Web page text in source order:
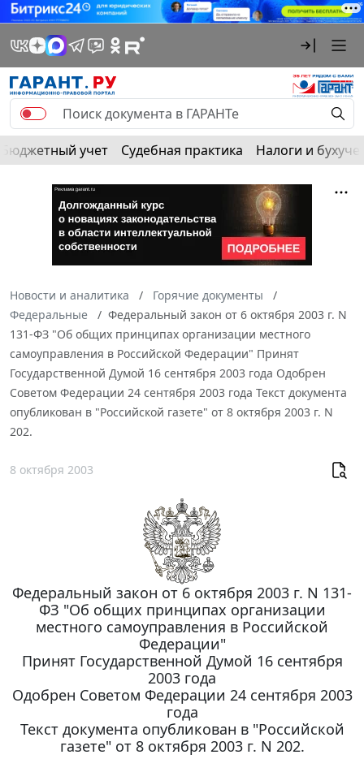
Бюджетный учет Судебная практика Налоги и
Новости и аналитика
Горячие документы
Федеральные
Федеральный закон от 6 октября 2003 г. N
131-ФЗ "Об общих принципах организации местного
самоуправления в Российской Федерации" Принят
Государственной Думой 16 сентября 2003 года Одобрен
Советом Федерации 24 сентября 2003 года Текст документа
опубликован в "Российской газете" от 8 октября 2003 г. N
202.
8 октября 2003
Федеральный закон от 6 октября 2003 г. N 131-
ФЗ "Об общих принципах организации
местного самоуправления в Российской
Федерации"
Принят Государственной Думой 16 сентября
2003 года
Одобрен Советом Федерации 24 сентября 2003
года
Текст документа опубликован в "Российской
газете" от 8 октября 2003 г. N 202.